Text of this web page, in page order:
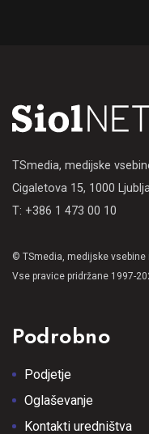
TSmedia, medijske
Cigaletova 15, 1000
T: +386 1 473 00 10
© TSmedia, medijske vsebine
Vse pravice pridržane 1997-
Podrobno
Podjetje
Oglaševanje
Kontakti uredništva